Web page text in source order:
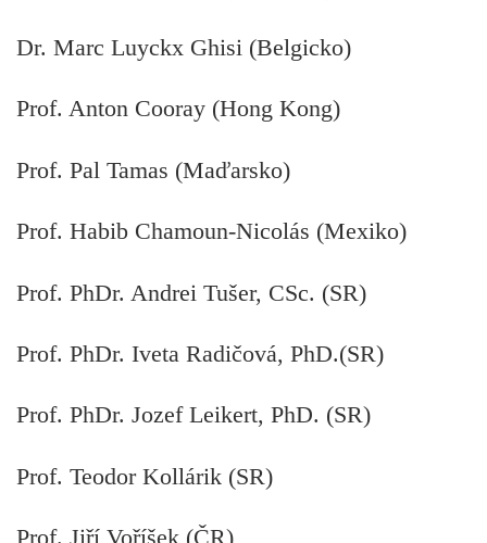
Dr. Marc Luyckx Ghisi (Belgicko)
Prof. Anton Cooray (Hong Kong)
Prof. Pal Tamas (Maďarsko)
Prof. Habib Chamoun-Nicolás (Mexiko)
Prof. PhDr. Andrei Tušer, CSc. (SR)
Prof. PhDr. Iveta Radičová, PhD.(SR)
Prof. PhDr. Jozef Leikert, PhD. (SR)
Prof. Teodor Kollárik (SR)
Prof. Jiří Voříšek (ČR)